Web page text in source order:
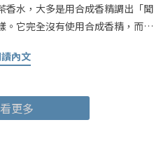
香水，大多是用合成香精調出「聞
。它完全沒有使用合成香精，而是
香帶在身邊。真正把台東鹿野那片
芙彤園創辦人兼執行長詹茹惠
在 2016 年轉身投入香草產業，遠
內文
更多